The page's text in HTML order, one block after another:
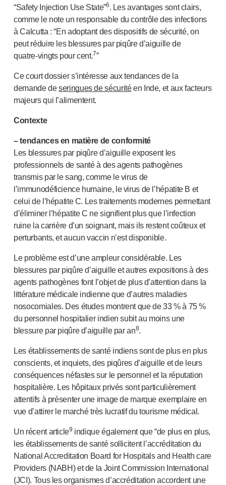
“Safety Injection Use State”6. Les avantages sont clairs,
comme le note un responsable du contrôle des infections
à Calcutta : “En adoptant des dispositifs de sécurité, on
peut réduire les blessures par piqûre d’aiguille de
quatre-vingtspour cent.7”
Ce court dossier s’intéresse aux tendances de la
demande deseringues de sécuritéen Inde, et aux facteurs
majeurs qui l’alimentent.
Contexte
– tendances en matière de conformité
Les blessures par piqûre d’aiguille exposent les
professionnels de santé à des agents pathogènes
transmis par le sang, comme le virus de
l’immunodéficience humaine, le virus de l’hépatite B et
celui de l’hépatite C. Les traitements modernes permettant
d’éliminer l’hépatite C ne signifient plus que l’infection
ruine la carrière d’un soignant, mais ils restent coûteux et
perturbants, et aucun vaccin n’est disponible.
Le problème est d’une ampleur considérable. Les
blessures par piqûre d’aiguille et autres expositions à des
agents pathogènes font l’objet de plus d’attention dans la
littérature médicale indienne que d’autres maladies
nosocomiales. Des études montrent que de 33 % à 75 %
du personnel hospitalier indien subit au moins une
blessure par piqûre d’aiguille par an8.
Les établissements de santé indiens sont de plus en plus
conscients, et inquiets, des piqûres d’aiguille et de leurs
conséquences néfastes sur le personnel et la réputation
hospitalière. Les hôpitaux privés sont particulièrement
attentifs à présenter une image de marque exemplaire en
vue d’attirer le marché très lucratif du tourisme médical.
Un récent article9 indique également que “de plus en plus,
les établissements de santé sollicitent l’accréditation du
National Accreditation Board for Hospitals and Health care
Providers (NABH) et de la Joint Commission International
(JCI). Tous les organismes d’accréditation accordent une